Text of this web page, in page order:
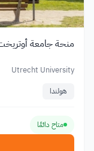
منحة جامعة أوتريخت
Utrecht University
هولندا
متاح دائمًا